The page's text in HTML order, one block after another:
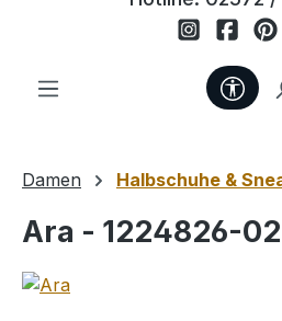
Damen Halbschuhe &
Ara - 1224826-02